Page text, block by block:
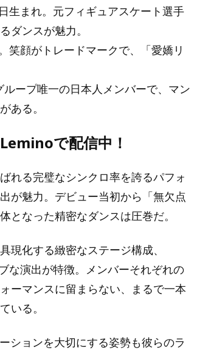
生まれ。元フィギュアスケート選手
ダンスが魅力。
笑顔がトレードマークで、「愛嬌リ
ープ唯一の日本人メンバーで、マン
ある。
で配信中！
れる完璧なシンクロ率を誇るパフォ
が魅力。デビュー当初から「無欠点
となった精密なダンスは圧巻だ。
現化する緻密なステージ構成、
な演出が特徴。メンバーそれぞれの
ーマンスに留まらない、まるで一本
いる。
ションを大切にする姿勢も彼らのラ